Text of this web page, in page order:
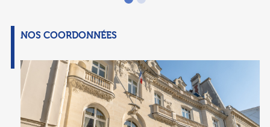
NOS COORDONNÉES